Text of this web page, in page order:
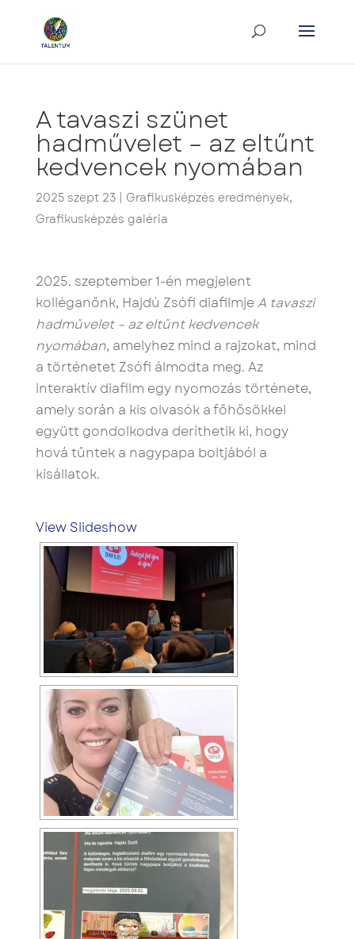
A tavaszi szünet
hadművelet – az eltűnt
kedvencek nyomában
2025 szept 23| Grafikusképzés eredmények,
Grafikusképzés galéria
2025. szeptember 1-én megjelent
kolléganőnk, Hajdú Zsófi diafilmjeA tavaszi
hadművelet – az eltűnt kedvencek
nyomában, amelyhez mind a rajzokat, mind
a történetet Zsófi álmodta meg. Az
interaktív diafilm egy nyomozás története,
amely során a kis olvasók a főhősökkel
együtt gondolkodva deríthetik ki, hogy
hová tűntek a nagypapa boltjából a
kisállatok.
View Slideshow